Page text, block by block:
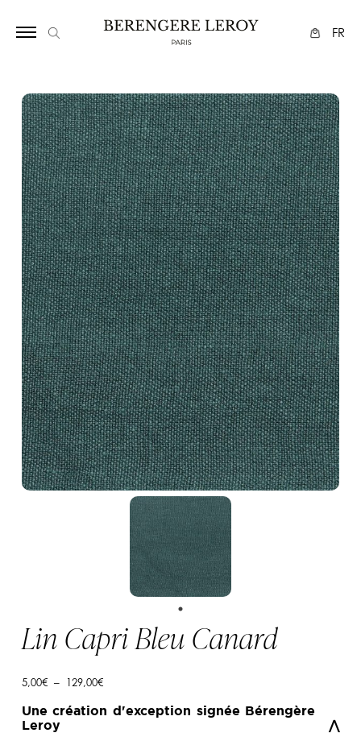
FR
Lin Capri Bleu Canard
5,00€ – 129,00€Plage
5,00€
Une création d'exception signée Bérengère
Leroy